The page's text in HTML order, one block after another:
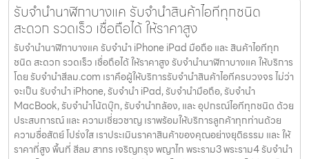
รับจำนำนาฬิกาบางแค รับจำนำสินค้าไอทีทุกชนิด
สะดวก รวดเร็ว เชื่อถือได้ ให้ราคาสูง
รับจำนำนาฬิกาบางแค รับจำนำ iPhone iPad มือถือ และ สินค้าไอทีทุก
ชนิด สะดวก รวดเร็ว เชื่อถือได้ ให้ราคาสูง รับจำนำนาฬิกาบางแค ให้บริการ
โดย รับจํานําสีลม.com เราคือผู้ให้บริการรับจำนำสินค้าไอทีครบวงจร ไม่ว่า
จะเป็น รับจำนำ iPhone, รับจำนำ iPad, รับจำนำมือถือ, รับจำนำ
MacBook, รับจำนำโน้ตบุ๊ก, รับจำนำกล้อง, และ อุปกรณ์ไอทีทุกชนิด ด้วย
ประสบการณ์ และ ความเชี่ยวชาญ เราพร้อมให้บริการลูกค้าทุกท่านด้วย
ความซื่อสัตย์ โปร่งใส เราประเมินราคาสินค้าของคุณอย่างยุติธรรม และ ให้
ราคาที่สูง พื้นที่ สีลม สาทร เจริญกรุง พญาไท พระราม3 พระราม4 รับจำนำ